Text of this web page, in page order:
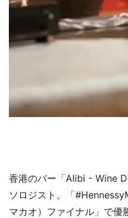
香港のバー「Alibi - Wine
ソロジスト。「
マカオ）ファイナル」で優